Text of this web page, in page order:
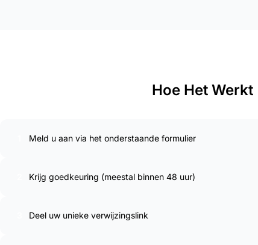
Hoe Het Werkt
Meld u aan via het onderstaande formulier
Krijg goedkeuring (meestal binnen 48 uur)
Deel uw unieke verwijzingslink